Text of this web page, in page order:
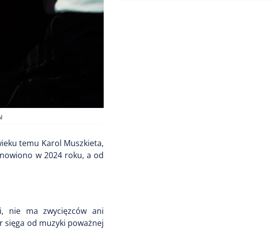
temu Karol Muszkieta,
w 2024 roku, a od
nie ma zwycięzców ani
sięga od muzyki poważnej